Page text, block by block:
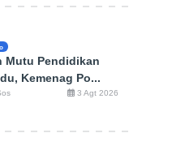
Mutu Pendidikan
Kemenag Po...
3 Agt 2026